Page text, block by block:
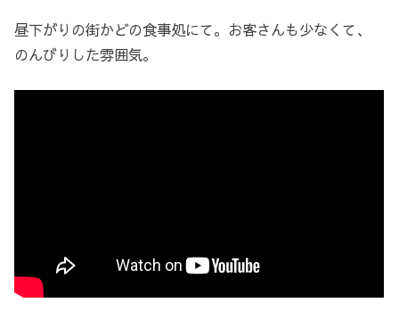
昼下がりの街かどの食事処にて。お客さんも少なくて、
のんびりした雰囲気。